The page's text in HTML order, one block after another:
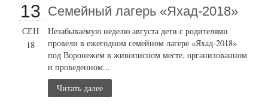
13
СЕН
18
Семейный лагерь «Яхад-2018»
Незабываемую неделю августа дети с родителями
провели в ежегодном семейном лагере «Яхад-2018»
под Воронежем в живописном месте, организованном
и проведенном...
Читать далее